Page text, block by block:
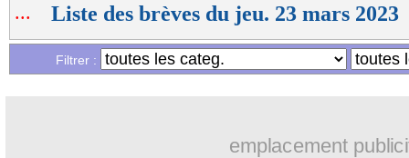
... Liste des brèves du jeu. 23 mars 2023
Filtrer :
emplacement